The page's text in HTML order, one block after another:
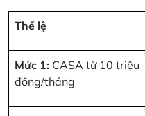
Thể lệ
Mức 1: CASA từ 10 triệu
đồng/tháng